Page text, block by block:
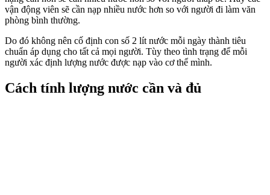
vận động viên sẽ cần nạp nhiều nước hơn so với người đi làm văn
phòng bình thường.
Do đó không nên cố định con số 2 lít nước mỗi ngày thành tiêu
chuẩn áp dụng cho tất cả mọi người. Tùy theo tình trạng để mỗi
người xác định lượng nước được nạp vào cơ thể mình.
Cách tính lượng nước cần và đủ